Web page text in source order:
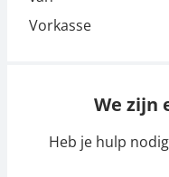
We zijn
Heb je hulp